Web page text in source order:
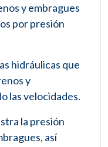
y embragues
por presión
hidráulicas que
y
las velocidades.
la presión
así